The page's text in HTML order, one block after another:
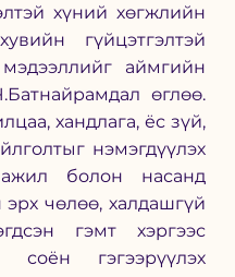
хүний хөгжлийн
гүйцэтгэлтэй
аймгийн
өглөө.
хандлага, ёс зүй,
нэмэгдүүлэх
болон насанд
чөлөө, халдашгүй
гэмт хэргээс
соён гэгээрүүлэх